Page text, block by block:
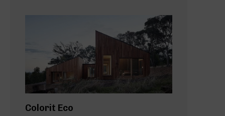
Colorit Eco